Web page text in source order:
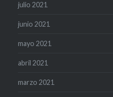
julio 2021
junio 2021
mayo 2021
abril 2021
marzo 2021